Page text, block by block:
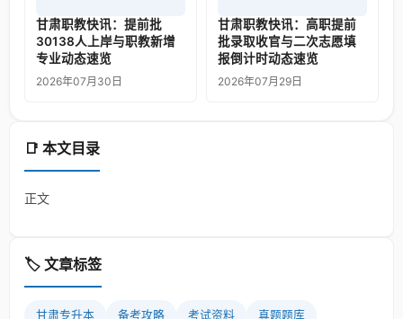
📑 本文目录
正文
🏷️ 文章标签
甘肃专升本 备考攻略 考试资料 真题题库
甘肃职教快讯：提前批
30138人上岸与职教新增
专业动态速览
2026年07月30日
甘肃职教快讯：高职提前
批录取收官与二次志愿填
报倒计时动态速览
2026年07月29日